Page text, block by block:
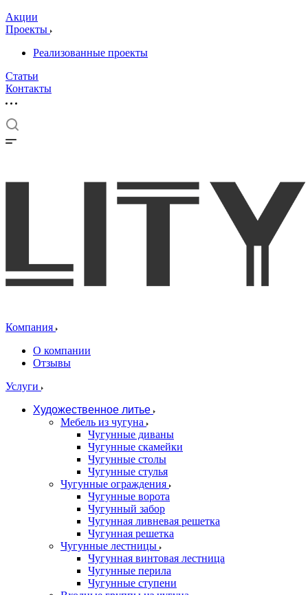
Акции
Проекты
Реализованные проекты
Статьи
Контакты
Компания
О компании
Отзывы
Услуги
Художественное литье
Мебель из чугуна
Чугунные диваны
Чугунные скамейки
Чугунные столы
Чугунные стулья
Чугунные ограждения
Чугунные ворота
Чугунный забор
Чугунная ливневая решетка
Чугунная решетка
Чугунные лестницы
Чугунная винтовая лестница
Чугунные перила
Чугунные ступени